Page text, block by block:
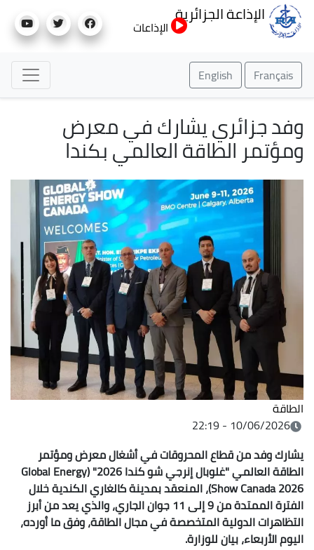
إلى
الإذاعة الجزائرية
الإذاعات
Français
English
وفد جزائري يشارك في معرض
ومؤتمر الطاقة العالمي بكندا
الطاقة
10/06/2026 - 22:19
يشارك وفد من قطاع المحروقات في أشغال معرض ومؤتمر
الطاقة العالمي "غلوبال إنرجي شو كندا 2026" (Global Energy
Show Canada 2026)، المنعقد بمدينة كالغاري الكندية خلال
الفترة الممتدة من 9 إلى 11 جوان الجاري، والذي يعد من أبرز
التظاهرات الدولية المتخصصة في مجال الطاقة، وفق ما أورده،
اليوم الأربعاء، بيان للوزارة.